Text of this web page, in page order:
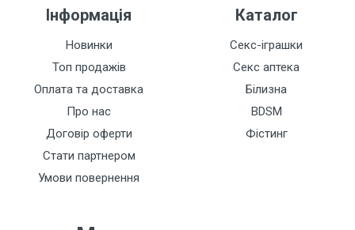
Інформація
Новинки
Топ продажів
Оплата та доставка
Про нас
Договір оферти
Стати партнером
Умови повернення
Каталог
Секс-іграшки
Секс аптека
Білизна
BDSM
Фістинг